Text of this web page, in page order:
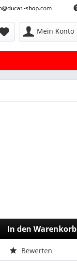
shop.com
Mein Konto
In den Warenkorb
Bewerten